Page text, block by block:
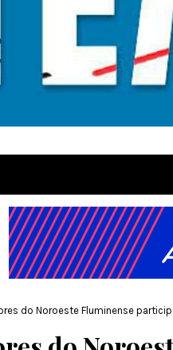
do Noroeste Fluminense